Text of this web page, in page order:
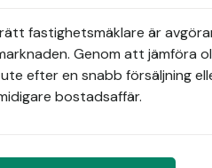
fastighetsmäklare är
Genom att jämföra
efter en snabb försäljning
bostadsaffär.